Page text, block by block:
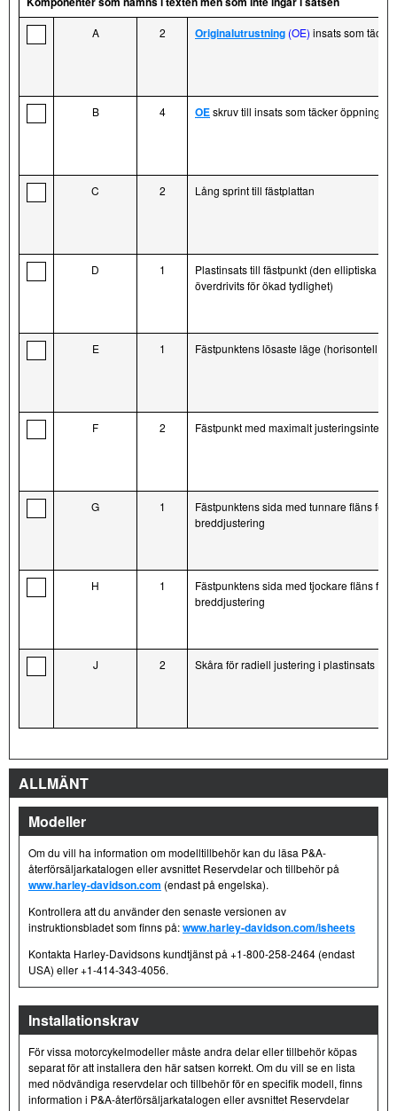
A 2 Originalutrustning (OE) insats som
B 4 OEskruv till insats som täcker öppning
C 2 Lång sprint till fästplattan
D 1
Plastinsats till fästpunkt (den elliptiska
överdrivits för ökad tydlighet)
E 1 Fästpunktens lösaste läge (horisontell
F 2 Fästpunkt med maximalt
G 1
Fästpunktens sida med tunnare fläns för
breddjustering
H 1
Fästpunktens sida med tjockare fläns för
breddjustering
J 2 Skåra för radiell justering i plastinsats
ALLMÄNT
Modeller
Om du vill ha information om modelltillbehör kan du läsa P&A-
återförsäljarkatalogen eller avsnittet Reservdelar och tillbehör på
www.harley-davidson.com (endast på engelska).
Kontrollera att du använder den senaste versionen av
instruktionsbladet som finns på:www.harley-davidson.com/isheets
Kontakta Harley-Davidsons kundtjänst på +1-800-258-2464 (endast
USA) eller +1-414-343-4056.
Installationskrav
För vissa motorcykelmodeller måste andra delar eller tillbehör köpas
separat för att installera den här satsen korrekt. Om du vill se en lista
med nödvändiga reservdelar och tillbehör för en specifik modell, finns
information i P&A-återförsäljarkatalogen eller avsnittet Reservdelar